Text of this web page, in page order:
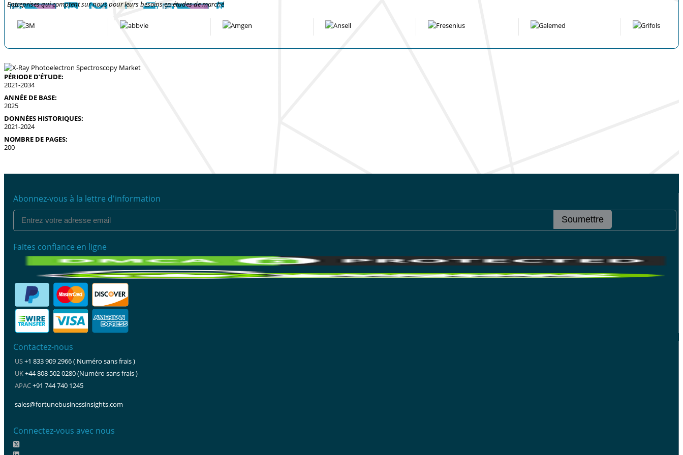
Entreprises qui comptent sur nous pour leurs besoins en études de marché
PÉRIODE D’ÉTUDE:
2021-2034
ANNÉE DE BASE:
2025
DONNÉES HISTORIQUES:
2021-2024
NOMBRE DE PAGES:
200
Abonnez-vous à la lettre d'information
Soumettre
Faites confiance en ligne
Contactez-nous
US+1 833 909 2966 ( Numéro sans frais )
UK+44 808 502 0280 (Numéro sans frais )
APAC+91 744 740 1245
sales@fortunebusinessinsights.com
Connectez-vous avec nous